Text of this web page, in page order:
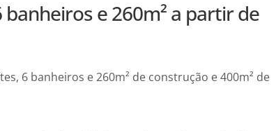
e 260m² a partir de
6 banheiros e 260m² de construção e 400m² de